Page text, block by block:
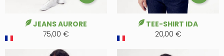
JEANS AURORE
75,00 €
TEE-SHIRT IDA
20,00 €